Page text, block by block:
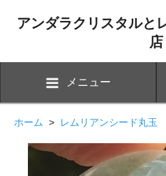
アンダラクリスタルと
店
メニュー
ホーム > レムリアンシード丸玉